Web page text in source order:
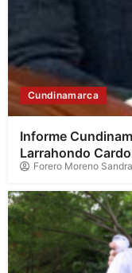
Cundinamarca
Informe
Larrahondo
Forero Moreno